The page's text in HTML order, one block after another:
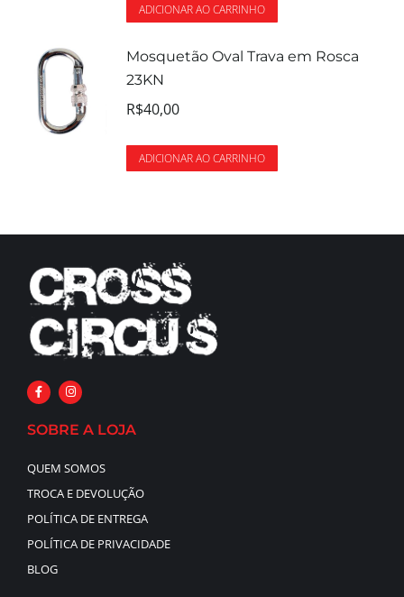
ADICIONAR AO CARRINHO
Mosquetão Oval Trava em Rosca
23KN
R$40,00
ADICIONAR AO CARRINHO
SOBRE A LOJA
QUEM SOMOS
TROCA E DEVOLUÇÃO
POLÍTICA DE ENTREGA
POLÍTICA DE PRIVACIDADE
BLOG